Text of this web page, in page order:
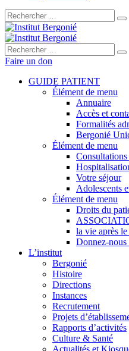
Rechercher :
Rechercher :
Faire un don
GUIDE PATIENT
Élément de menu
Annuaire
Accès et
Formalités
Bergonié
Élément de menu
Votre séjour
Adolescents
Élément de menu
Droits du
la vie après
Donnez-nous
L’institut
Bergonié
Histoire
Directions
Instances
Recrutement
Projets
Rapports d’activités
Culture & Santé
Actualités et